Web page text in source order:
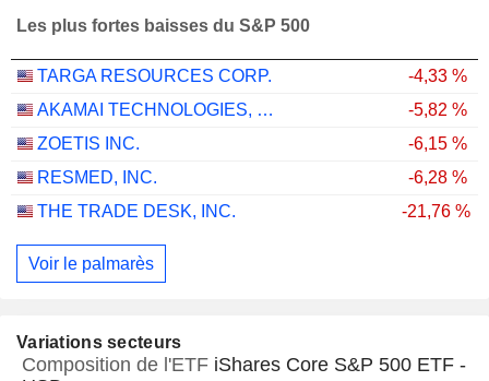
Les plus fortes baisses du S&P 500
TARGA RESOURCES CORP.
-4,33 %
AKAMAI TECHNOLOGIES, INC.
-5,82 %
ZOETIS INC.
-6,15 %
RESMED, INC.
-6,28 %
THE TRADE DESK, INC.
-21,76 %
Voir le palmarès
Variations secteurs
Composition de l'ETF iShares Core S&P 500 ETF -